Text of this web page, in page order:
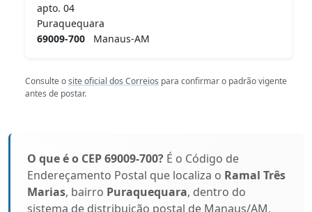
apto. 04
Puraquequara
69009-700 Manaus-AM
Consulte osite oficial dos Correios para confirmar o padrão vigente
antes de postar.
O que é o CEP 69009-700? É o Código de
Endereçamento Postal que localiza o Ramal Três
Marias, bairro Puraquequara, dentro do
sistema de distribuição postal de Manaus/AM,